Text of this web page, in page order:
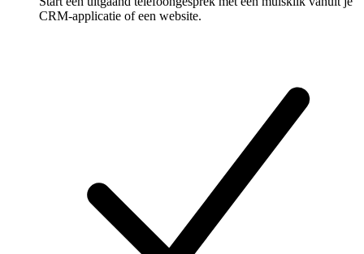
CRM-applicatie of een website.